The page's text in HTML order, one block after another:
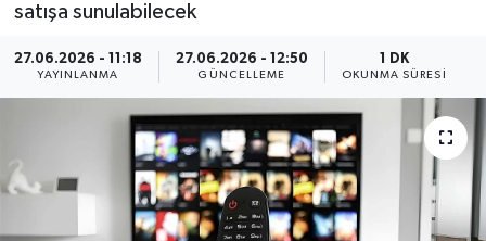
satışa sunulabilecek
27.06.2026 - 11:18
YAYINLANMA
27.06.2026 - 12:50
GÜNCELLEME
1 DK
OKUNMA SÜRESI